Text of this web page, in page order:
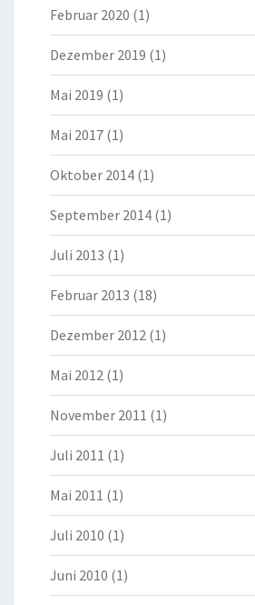
Februar 2020 (1)
Dezember 2019 (1)
Mai 2019 (1)
Mai 2017 (1)
Oktober 2014 (1)
September 2014 (1)
Juli 2013 (1)
Februar 2013 (18)
Dezember 2012 (1)
Mai 2012 (1)
November 2011 (1)
Juli 2011 (1)
Mai 2011 (1)
Juli 2010 (1)
Juni 2010 (1)